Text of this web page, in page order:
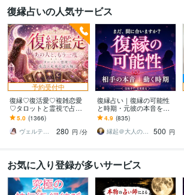
復縁占いの人気サービス
予約受付中
復縁♡復活愛♡複雑恋愛
♡タロットと霊視で占い
ます お相手の深層心理を
読み解き、望む未来への
最短ルートを導きます
5.0 (1366)
ヴェルティーナ
280 円 /分
復縁占い｜復縁の可能性
と時期・元彼の本音を視
ます 音信不通・ブロック
中でも、本音とご縁を視
て復縁成就へ導きます
4.9 (835)
縁起＠大人の恋愛占い師
500 円
お気に入り登録が多いサービス